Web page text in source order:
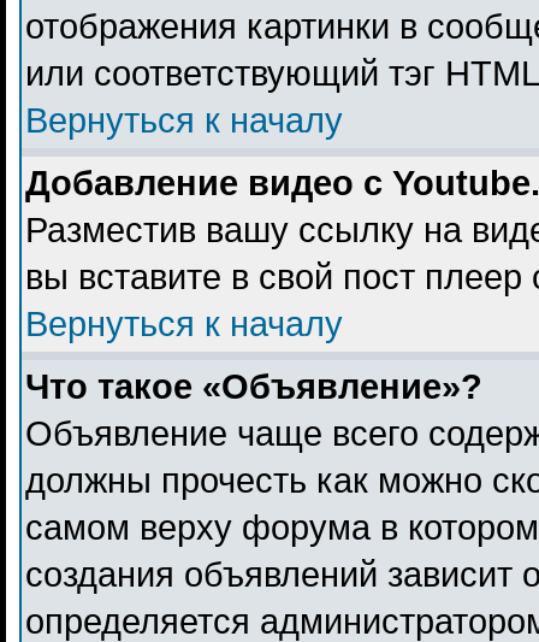
отображения картинки в
или соответствующий тэг
Вернуться к началу
Добавление видео с
Разместив вашу ссылку на
вы вставите в свой пост плеер
Вернуться к началу
Что такое «Объявление»?
Объявление чаще всего
должны прочесть как можно
самом верху форума в
создания объявлений зависит
определяется